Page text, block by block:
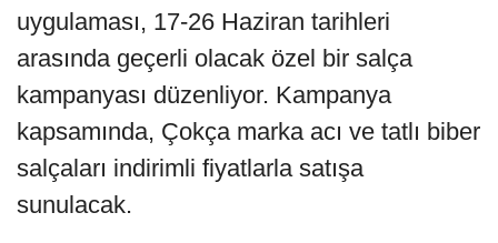
uygulaması, 17-26 Haziran tarihleri
arasında geçerli olacak özel bir salça
kampanyası düzenliyor. Kampanya
kapsamında, Çokça marka acı ve tatlı biber
salçaları indirimli fiyatlarla satışa
sunulacak.